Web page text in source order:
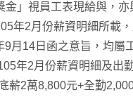
金」視員工表現給與，
年2月份薪資明細所載
月14日函之意旨，均屬
年2月份薪資明細及出
薪2萬8,800元+全勤